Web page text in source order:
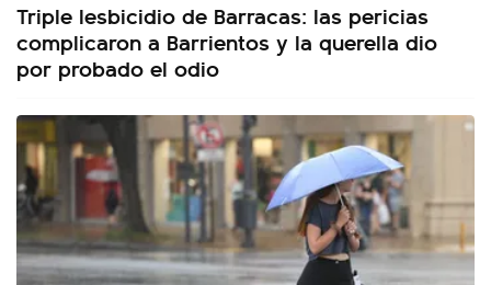
Triple lesbicidio de Barracas: las pericias
complicaron a Barrientos y la querella dio
por probado el odio